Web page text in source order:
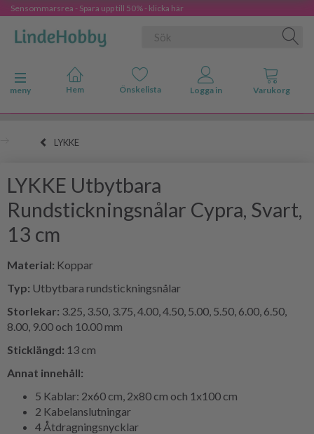
Sensommarsrea - Spara upp till 50% - klicka här
Ändra navigering
meny
LYKKE
LYKKE Utbytbara
Rundstickningsnålar Cypra, Svart,
13 cm
Material: Koppar
Typ: Utbytbara rundstickningsnålar
Storlekar: 3.25, 3.50, 3.75, 4.00, 4.50, 5.00, 5.50, 6.00, 6.50,
8.00, 9.00 och 10.00 mm
Sticklängd: 13 cm
Annat innehåll:
5 Kablar: 2x60 cm, 2x80 cm och 1x100 cm
2 Kabelanslutningar
4 Åtdragningsnycklar